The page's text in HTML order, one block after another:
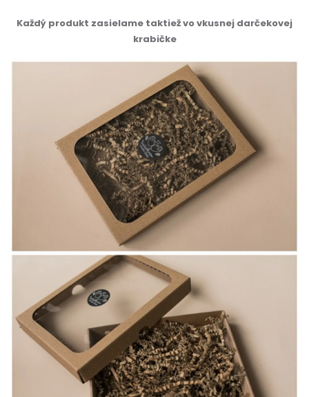
Každý produkt zasielame taktiež vo vkusnej darčekovej
krabičke